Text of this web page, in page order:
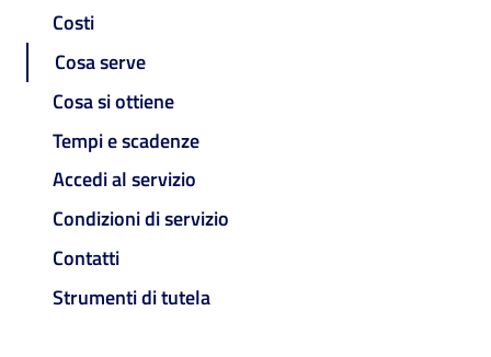
Costi
Cosa serve
Cosa si ottiene
Tempi e scadenze
Accedi al servizio
Condizioni di servizio
Contatti
Strumenti di tutela